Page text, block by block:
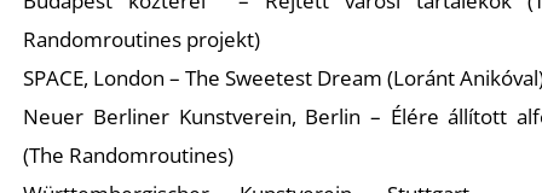
Randomroutines projekt)
SPACE, London – The Sweetest Dream (Loránt
Neuer Berliner Kunstverein, Berlin – Élére állított
(The Randomroutines)